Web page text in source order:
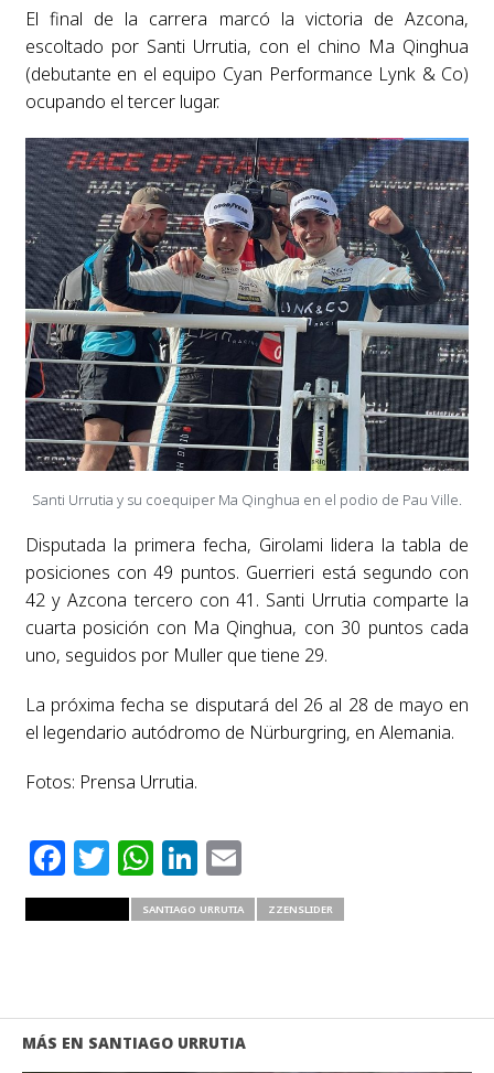
El final de la carrera marcó la victoria de Azcona,
escoltado por Santi Urrutia, con el chino Ma Qinghua
(debutante en el equipo Cyan Performance Lynk & Co)
ocupando el tercer lugar.
Santi Urrutia y su coequiper Ma Qinghua en el podio de Pau Ville.
Disputada la primera fecha, Girolami lidera la tabla de
posiciones con 49 puntos. Guerrieri está segundo con
42 y Azcona tercero con 41. Santi Urrutia comparte la
cuarta posición con Ma Qinghua, con 30 puntos cada
uno, seguidos por Muller que tiene 29.
La próxima fecha se disputará del 26 al 28 de mayo en
el legendario autódromo de Nürburgring, en Alemania.
Fotos: Prensa Urrutia.
Facebook
Twitter
WhatsApp
LinkedIn
Email
SANTIAGO URRUTIA ZZENSLIDER
MÁS EN SANTIAGO URRUTIA